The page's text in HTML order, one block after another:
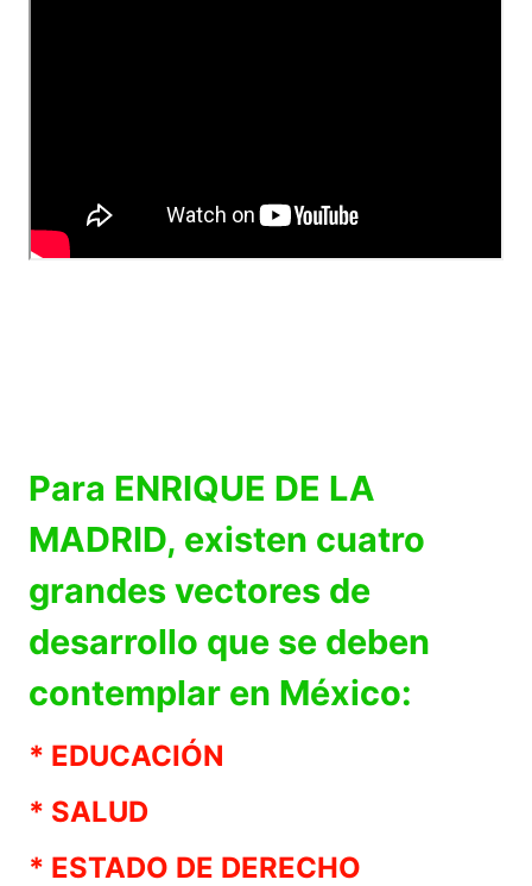
Para ENRIQUE DE LA
MADRID, existen cuatro
grandes vectores de
desarrollo que se deben
contemplar en México:
* EDUCACIÓN
* SALUD
* ESTADO DE DERECHO